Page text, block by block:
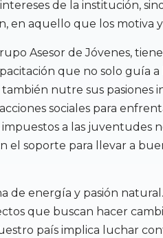
de la institución,
en aquello que los motiva
Asesor de Jóvenes,
que no solo guía a
nutre sus pasiones
sociales para
a las juventudes
el soporte para llevar a
de energía y pasión
que buscan hacer
país implica luchar